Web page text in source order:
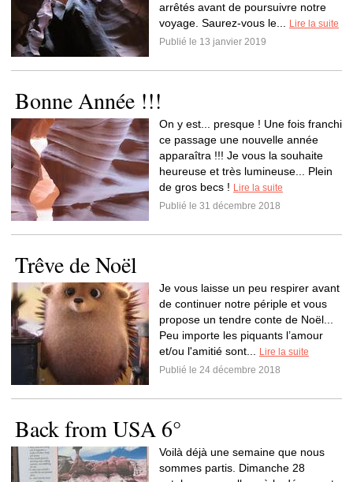
arrêtés avant de poursuivre notre
voyage. Saurez-vous le...
Lire la suite
Publié le 13 janvier 2019
Bonne Année !!!
On y est... presque ! Une fois franchi
ce passage une nouvelle année
apparaîtra !!! Je vous la souhaite
heureuse et très lumineuse... Plein
de gros becs ! Lire la suite
Publié le 31 décembre 2018
Trêve de Noël
Je vous laisse un peu respirer avant
de continuer notre périple et vous
propose un tendre conte de Noël...
Peu importe les piquants l’amour
et/ou l'amitié sont...
Lire la suite
Publié le 24 décembre 2018
Back from USA 6°
Voilà déjà une semaine que nous
sommes partis. Dimanche 28